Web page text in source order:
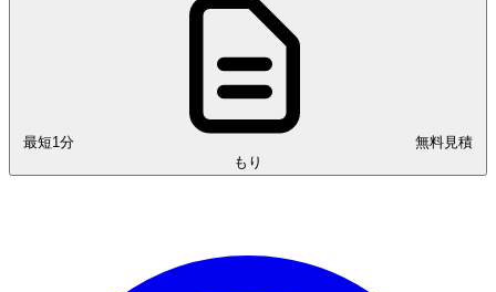
最短1分
もり